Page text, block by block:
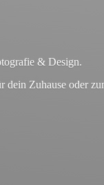
& Design.
Zuhause oder